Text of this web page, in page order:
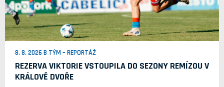
8. 8. 2026 B TÝM – REPORTÁŽ
REZERVA VIKTORIE VSTOUPILA DO SEZONY REMÍZOU V
KRÁLOVĚ DVOŘE